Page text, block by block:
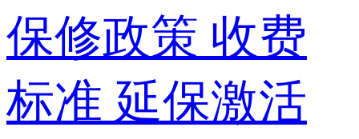
保修政策 收费
标准 延保激活